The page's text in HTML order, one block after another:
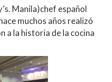
Manila)chef español
muchos años realizó
a la historia de la cocina